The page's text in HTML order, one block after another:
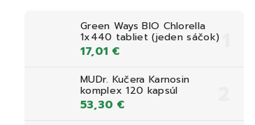
Green Ways BIO Chlorella
1x440 tabliet (jeden sáčok)
17,01 €
MUDr. Kučera Karnosin
komplex 120 kapsúl
53,30 €
VEGAN